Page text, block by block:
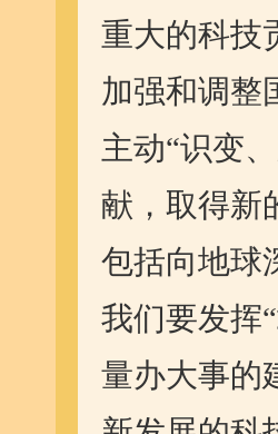
重大的科技
加强和调整
主动“识变
献，取得新
包括向地球
我们要发挥
量办大事的